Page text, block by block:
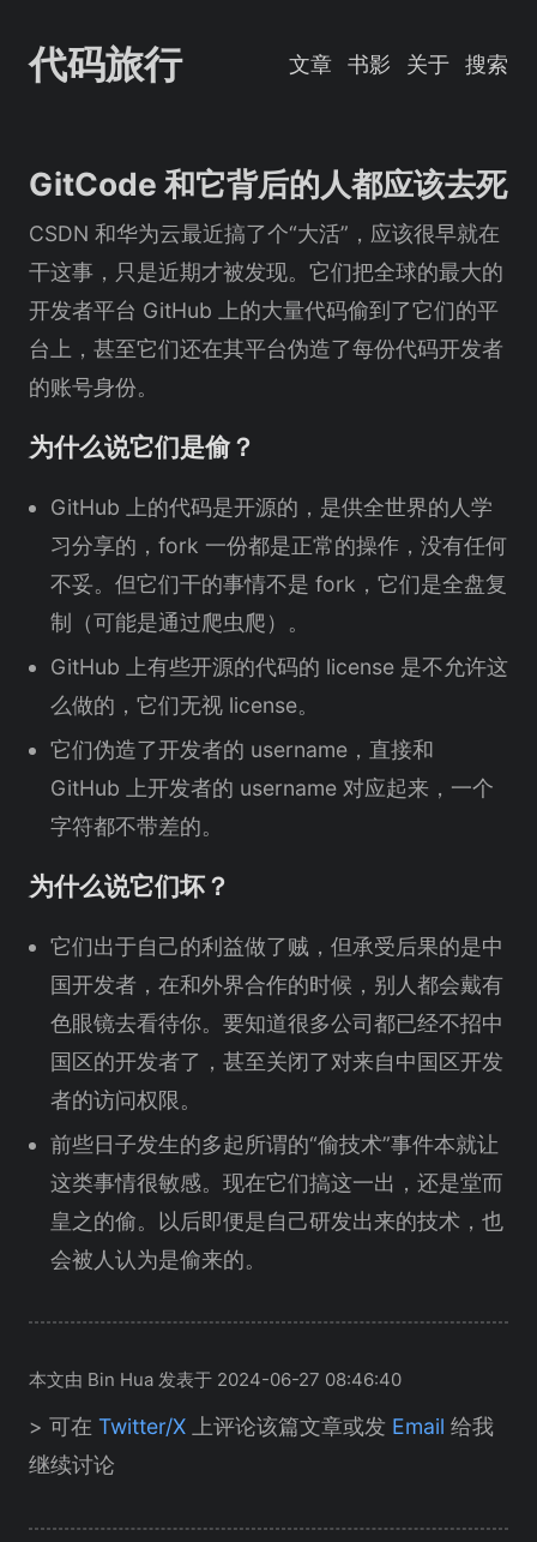
代码旅行 文章 书影 关于 搜索
GitCode 和它背后的人都应该去死
CSDN 和华为云最近搞了个“大活”，应该很早就在
干这事，只是近期才被发现。它们把全球的最大的
开发者平台 GitHub 上的大量代码偷到了它们的平
台上，甚至它们还在其平台伪造了每份代码开发者
的账号身份。
为什么说它们是偷？
GitHub 上的代码是开源的，是供全世界的人学
习分享的，fork 一份都是正常的操作，没有任何
不妥。但它们干的事情不是 fork，它们是全盘复
制（可能是通过爬虫爬）。
GitHub 上有些开源的代码的 license 是不允许这
么做的，它们无视 license。
它们伪造了开发者的 username，直接和
GitHub 上开发者的 username 对应起来，一个
字符都不带差的。
为什么说它们坏？
它们出于自己的利益做了贼，但承受后果的是中
国开发者，在和外界合作的时候，别人都会戴有
色眼镜去看待你。要知道很多公司都已经不招中
国区的开发者了，甚至关闭了对来自中国区开发
者的访问权限。
前些日子发生的多起所谓的“偷技术”事件本就让
这类事情很敏感。现在它们搞这一出，还是堂而
皇之的偷。以后即便是自己研发出来的技术，也
会被人认为是偷来的。
本文由 Bin Hua 发表于 2024-06-27 08:46:40
> 可在 Twitter/X 上评论该篇文章或发 Email 给我
继续讨论